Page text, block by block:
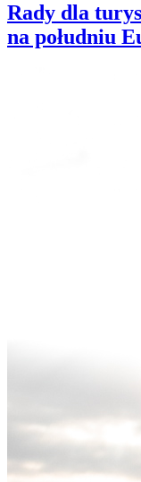
Rady dla
na południu